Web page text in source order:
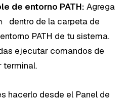
de entorno PATH: Agrega
dentro de la carpeta de
PATH de tu sistema.
ejecutar comandos de
terminal.
hacerlo desde el Panel de